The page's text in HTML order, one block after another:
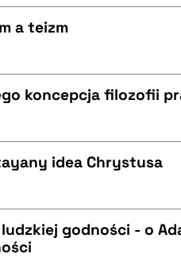
a teizm
koncepcja filozofii
idea Chrystusa
godności - o